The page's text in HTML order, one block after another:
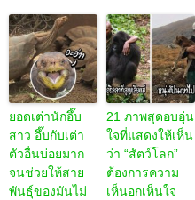
ยอดเต่านักอึ๊บ
สาว อึ๊บกับเต่า
ตัวอื่นบ่อยมาก
จนช่วยให้สาย
พันธุ์ของมันไม่
21 ภาพสุดอบอุ่น
ใจที่แสดงให้เห็น
ว่า “สัตว์โลก”
ต้องการความ
เห็นอกเห็นใจ